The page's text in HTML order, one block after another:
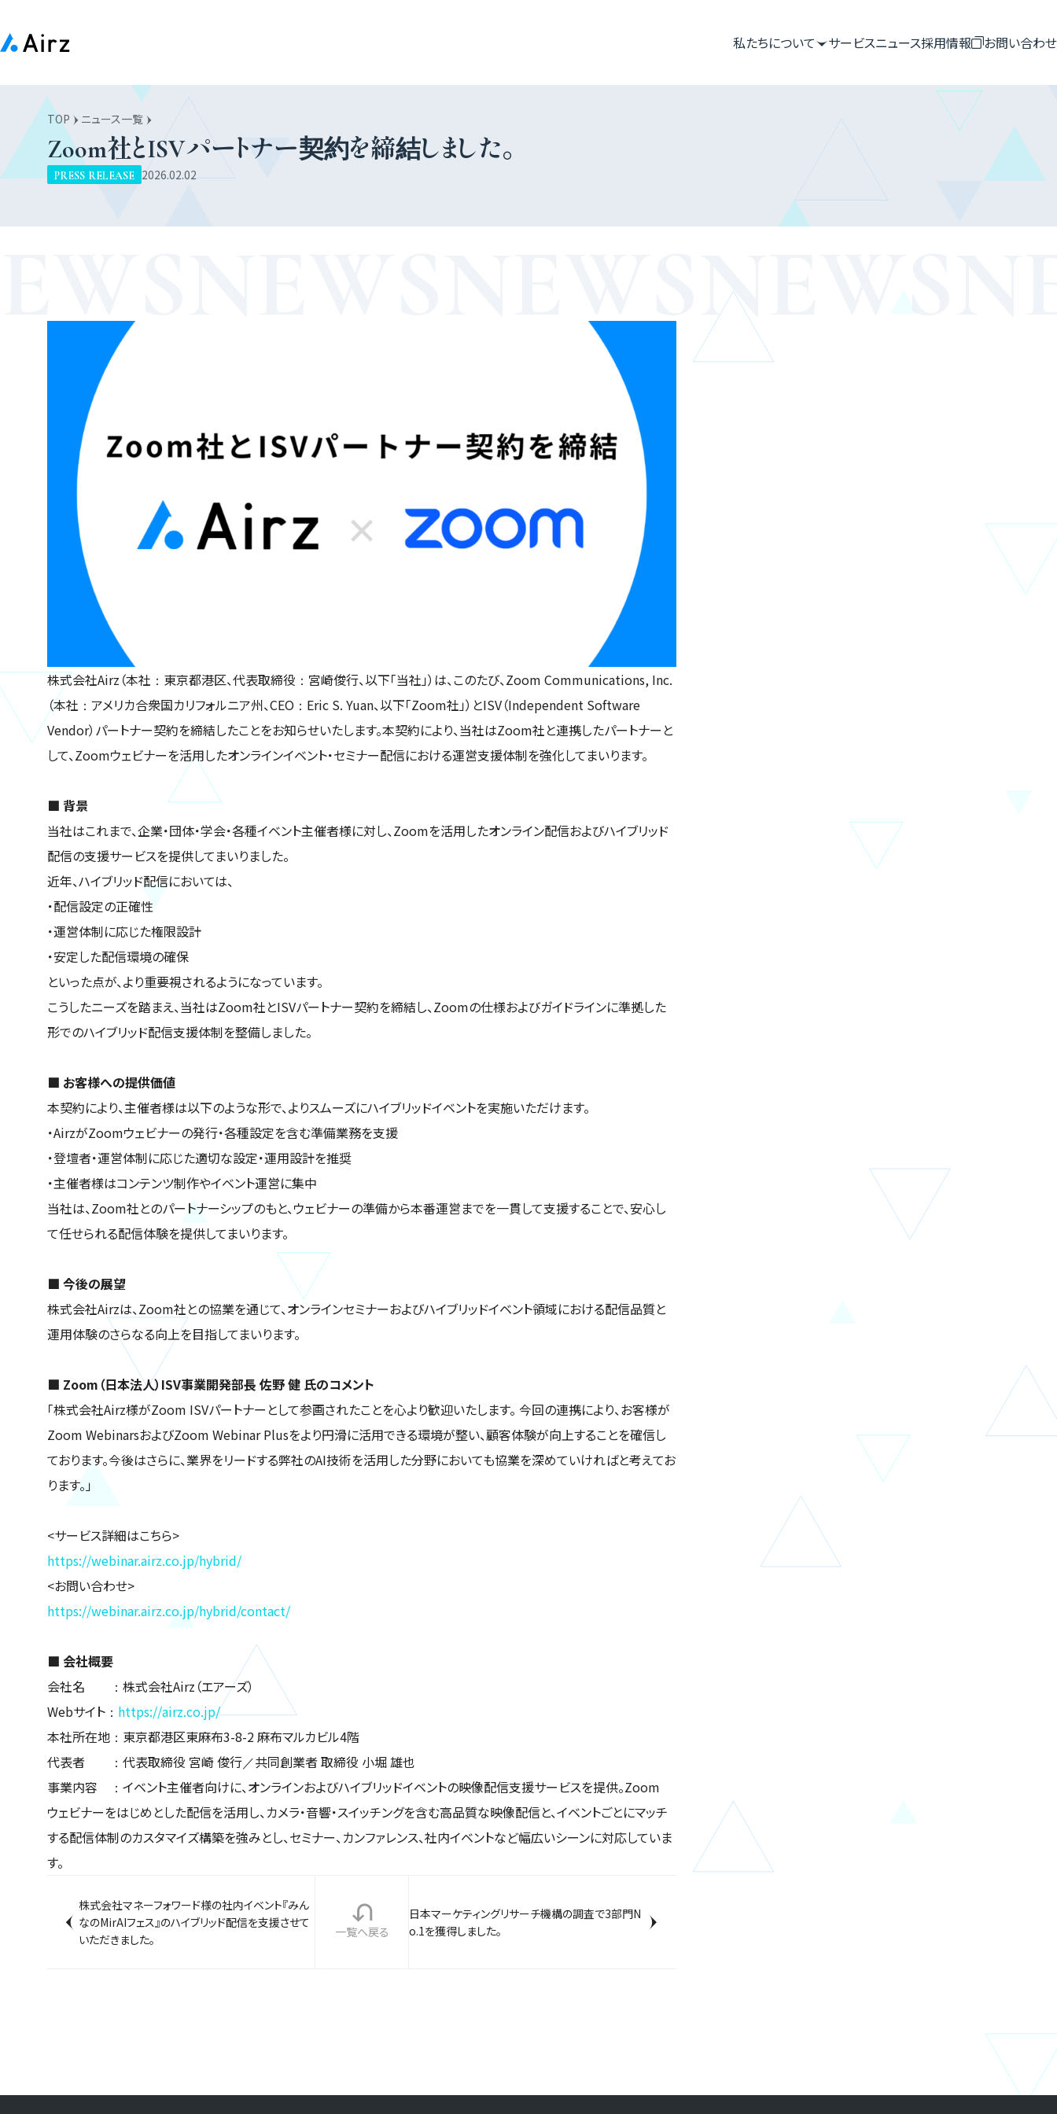
私たちについてサービス ニュース採用情報お問い合わせ
TOP  ニュース一覧 
Zoom社とISVパートナー契約を締結しました。
PRESS RELEASE 2026.02.02
NEWSNEWSNEWS
株式会社Airz（本社：東京都港区、代表取締役：宮崎俊行、以下「当社」）は、このたび、Zoom Communications, Inc.
（本社：アメリカ合衆国カリフォルニア州、CEO：Eric S. Yuan、以下「Zoom社」）とISV（Independent Software
Vendor）パートナー契約を締結したことをお知らせいたします。本契約により、当社はZoom社と連携したパートナーと
して、Zoomウェビナーを活用したオンラインイベント・セミナー配信における運営支援体制を強化してまいります。
■ 背景
当社はこれまで、企業・団体・学会・各種イベント主催者様に対し、Zoomを活用したオンライン配信およびハイブリッド
配信の支援サービスを提供してまいりました。
近年、ハイブリッド配信においては、
・配信設定の正確性
・運営体制に応じた権限設計
・安定した配信環境の確保
といった点が、より重要視されるようになっています。
こうしたニーズを踏まえ、当社はZoom社とISVパートナー契約を締結し、Zoomの仕様およびガイドラインに準拠した
形でのハイブリッド配信支援体制を整備しました。
■ お客様への提供価値
本契約により、主催者様は以下のような形で、よりスムーズにハイブリッドイベントを実施いただけます。
・AirzがZoomウェビナーの発行・各種設定を含む準備業務を支援
・登壇者・運営体制に応じた適切な設定・運用設計を推奨
・主催者様はコンテンツ制作やイベント運営に集中
当社は、Zoom社とのパートナーシップのもと、ウェビナーの準備から本番運営までを一貫して支援することで、安心し
て任せられる配信体験を提供してまいります。
■ 今後の展望
株式会社Airzは、Zoom社との協業を通じて、オンラインセミナーおよびハイブリッドイベント領域における配信品質と
運用体験のさらなる向上を目指してまいります。
■ Zoom（日本法人）ISV事業開発部長 佐野 健 氏のコメント
「株式会社Airz様がZoom ISVパートナーとして参画されたことを心より歓迎いたします。 今回の連携により、お客様が
Zoom WebinarsおよびZoom Webinar Plusをより円滑に活用できる環境が整い、顧客体験が向上することを確信し
ております。今後はさらに、業界をリードする弊社のAI技術を活用した分野においても協業を深めていければと考えてお
ります。」
<サービス詳細はこちら>
https://webinar.airz.co.jp/hybrid/
<お問い合わせ>
https://webinar.airz.co.jp/hybrid/contact/
■ 会社概要
会社名 ：株式会社Airz（エアーズ）
Webサイト： https://airz.co.jp/
本社所在地：東京都港区東麻布3-8-2 麻布マルカビル4階
代表者 ：代表取締役 宮崎 俊行／共同創業者 取締役 小堀 雄也
事業内容 ：イベント主催者向けに、オンラインおよびハイブリッドイベントの映像配信支援サービスを提供。Zoom
ウェビナーをはじめとした配信を活用し、カメラ・音響・スイッチングを含む高品質な映像配信と、イベントごとにマッチ
する配信体制のカスタマイズ構築を強みとし、セミナー、カンファレンス、社内イベントなど幅広いシーンに対応していま
す。

株式会社マネーフォワード様の社内イベント『みん
なのMirAIフェス』のハイブリッド配信を支援させて
いただきました。
一覧へ戻る
日本マーケティングリサーチ機構の調査で3部門N
o.1を獲得しました。
